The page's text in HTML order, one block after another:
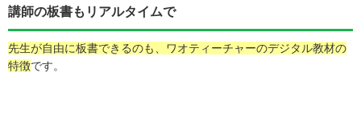
講師の板書もリアルタイムで
先生が自由に板書できるのも、ワオティーチャーのデジタル教材の
特徴です。